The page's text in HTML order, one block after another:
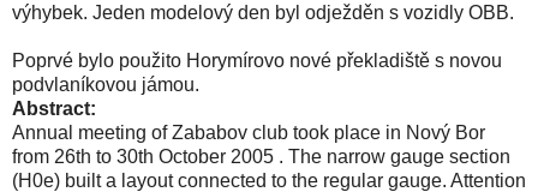
výhybek. Jeden modelový den byl odježděn s vozidly OBB.
Poprvé bylo použito Horymírovo nové překladiště s novou
podvlaníkovou jámou.
Abstract:
Annual meeting of Zababov club took place in Nový Bor
from 26th to 30th October 2005 . The narrow gauge section
(H0e) built a layout connected to the regular gauge. Attention